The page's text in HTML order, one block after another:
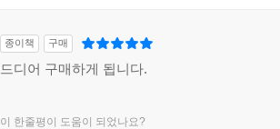
종이책 구매
드디어 구매하게 됩니다.
이 한줄평이 도움이 되었나요?